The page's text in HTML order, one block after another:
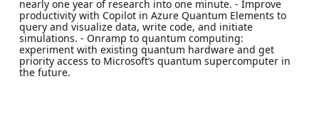
nearly one year of research into one minute. - Improve
productivity with Copilot in Azure Quantum Elements to
query and visualize data, write code, and initiate
simulations. - Onramp to quantum computing:
experiment with existing quantum hardware and get
priority access to Microsoft’s quantum supercomputer in
the future.